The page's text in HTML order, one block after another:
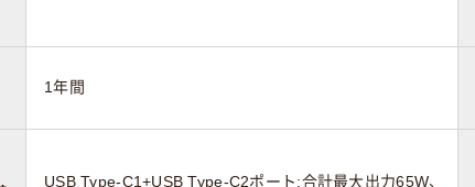
1年間
USB Type-C1+USB Type-C2ポート:合計最大出力65W、